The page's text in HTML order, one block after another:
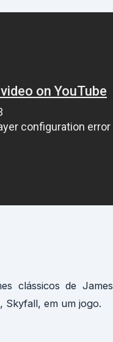
clássicos de James
Skyfall, em um jogo.